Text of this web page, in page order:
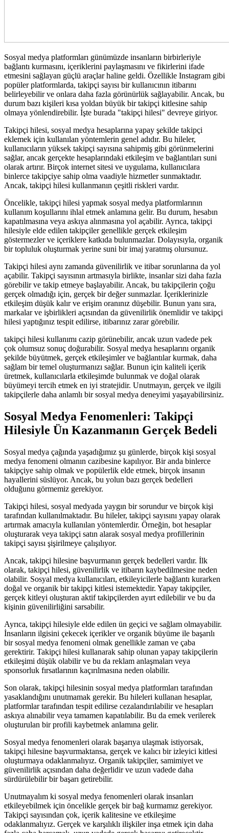
Sosyal medya platformları günümüzde insanların birbirleriyle
bağlantı kurmasını, içeriklerini paylaşmasını ve fikirlerini ifade
etmesini sağlayan güçlü araçlar haline geldi. Özellikle Instagram gibi
popüler platformlarda, takipçi sayısı bir kullanıcının itibarını
belirleyebilir ve onlara daha fazla görünürlük sağlayabilir. Ancak, bu
durum bazı kişileri kısa yoldan büyük bir takipçi kitlesine sahip
olmaya yönlendirebilir. İşte burada "takipçi hilesi" devreye giriyor.
Takipçi hilesi, sosyal medya hesaplarına yapay şekilde takipçi
eklemek için kullanılan yöntemlerin genel adıdır. Bu hileler,
kullanıcıların yüksek takipçi sayısına sahipmiş gibi görünmelerini
sağlar, ancak gerçekte hesaplarındaki etkileşim ve bağlantıları suni
olarak artırır. Birçok internet sitesi ve uygulama, kullanıcılara
binlerce takipçiye sahip olma vaadiyle hizmetler sunmaktadır.
Ancak, takipçi hilesi kullanmanın çeşitli riskleri vardır.
Öncelikle, takipçi hilesi yapmak sosyal medya platformlarının
kullanım koşullarını ihlal etmek anlamına gelir. Bu durum, hesabın
kapatılmasına veya askıya alınmasına yol açabilir. Ayrıca, takipçi
hilesiyle elde edilen takipçiler genellikle gerçek etkileşim
göstermezler ve içeriklere katkıda bulunmazlar. Dolayısıyla, organik
bir topluluk oluşturmak yerine suni bir imaj yaratmış olursunuz.
Takipçi hilesi aynı zamanda güvenilirlik ve itibar sorunlarına da yol
açabilir. Takipçi sayısının artmasıyla birlikte, insanlar sizi daha fazla
görebilir ve takip etmeye başlayabilir. Ancak, bu takipçilerin çoğu
gerçek olmadığı için, gerçek bir değer sunmazlar. İçeriklerinizle
etkileşim düşük kalır ve erişim oranınız düşebilir. Bunun yanı sıra,
markalar ve işbirlikleri açısından da güvenilirlik önemlidir ve takipçi
hilesi yaptığınız tespit edilirse, itibarınız zarar görebilir.
takipçi hilesi kullanımı cazip görünebilir, ancak uzun vadede pek
çok olumsuz sonuç doğurabilir. Sosyal medya hesaplarını organik
şekilde büyütmek, gerçek etkileşimler ve bağlantılar kurmak, daha
sağlam bir temel oluşturmanızı sağlar. Bunun için kaliteli içerik
üretmek, kullanıcılarla etkileşimde bulunmak ve doğal olarak
büyümeyi tercih etmek en iyi stratejidir. Unutmayın, gerçek ve ilgili
takipçilerle daha anlamlı bir sosyal medya deneyimi yaşayabilirsiniz.
Sosyal Medya Fenomenleri: Takipçi
Hilesiyle Ün Kazanmanın Gerçek Bedeli
Sosyal medya çağında yaşadığımız şu günlerde, birçok kişi sosyal
medya fenomeni olmanın cazibesine kapılıyor. Bir anda binlerce
takipçiye sahip olmak ve popülerlik elde etmek, birçok insanın
hayallerini süslüyor. Ancak, bu yolun bazı gerçek bedelleri
olduğunu görmemiz gerekiyor.
Takipçi hilesi, sosyal medyada yaygın bir sorundur ve birçok kişi
tarafından kullanılmaktadır. Bu hileler, takipçi sayısını yapay olarak
artırmak amacıyla kullanılan yöntemlerdir. Örneğin, bot hesaplar
oluşturarak veya takipçi satın alarak sosyal medya profillerinin
takipçi sayısı şişirilmeye çalışılıyor.
Ancak, takipçi hilesine başvurmanın gerçek bedelleri vardır. İlk
olarak, takipçi hilesi, güvenilirlik ve itibarın kaybedilmesine neden
olabilir. Sosyal medya kullanıcıları, etkileyicilerle bağlantı kurarken
doğal ve organik bir takipçi kitlesi istemektedir. Yapay takipçiler,
gerçek kitleyi oluşturan aktif takipçilerden ayırt edilebilir ve bu da
kişinin güvenilirliğini sarsabilir.
Ayrıca, takipçi hilesiyle elde edilen ün geçici ve sağlam olmayabilir.
İnsanların ilgisini çekecek içerikler ve organik büyüme ile başarılı
bir sosyal medya fenomeni olmak genellikle zaman ve çaba
gerektirir. Takipçi hilesi kullanarak sahip olunan yapay takipçilerin
etkileşimi düşük olabilir ve bu da reklam anlaşmaları veya
sponsorluk fırsatlarının kaçırılmasına neden olabilir.
Son olarak, takipçi hilesinin sosyal medya platformları tarafından
yasaklandığını unutmamak gerekir. Bu hileleri kullanan hesaplar,
platformlar tarafından tespit edilirse cezalandırılabilir ve hesapları
askıya alınabilir veya tamamen kapatılabilir. Bu da emek verilerek
oluşturulan bir profili kaybetmek anlamına gelir.
Sosyal medya fenomenleri olarak başarıya ulaşmak istiyorsak,
takipçi hilesine başvurmaktansa, gerçek ve kalıcı bir izleyici kitlesi
oluşturmaya odaklanmalıyız. Organik takipçiler, samimiyet ve
güvenilirlik açısından daha değerlidir ve uzun vadede daha
sürdürülebilir bir başarı getirebilir.
Unutmayalım ki sosyal medya fenomenleri olarak insanları
etkileyebilmek için öncelikle gerçek bir bağ kurmamız gerekiyor.
Takipçi sayısından çok, içerik kalitesine ve etkileşime
odaklanmalıyız. Gerçek ve karşılıklı ilişkiler inşa etmek için daha